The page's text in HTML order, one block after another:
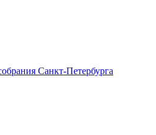
Санкт-Петербурга